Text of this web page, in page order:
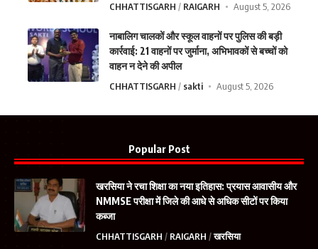
CHHATTISGARH RAIGARH August 5, 2026
नाबालिग चालकों और स्कूल वाहनों पर पुलिस की बड़ी
कार्रवाई: 21 वाहनों पर जुर्माना, अभिभावकों से बच्चों को
वाहन न देने की अपील
CHHATTISGARH sakti August 5, 2026
Popular Post
खरसिया ने रचा शिक्षा का नया इतिहास: प्रयास आवासीय और
NMMSE परीक्षा में जिले की आधे से अधिक सीटों पर किया
कब्जा
CHHATTISGARH RAIGARH खरसिया